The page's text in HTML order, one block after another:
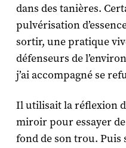
dans des tanières.
pulvérisation
sortir, une pratique
défenseurs de
j’ai accompagné se
Il utilisait la réflexion
miroir pour essayer
fond de son trou. Puis